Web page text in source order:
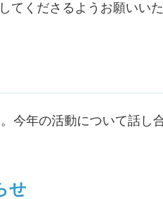
てくださるようお願いい
今年の活動について話し
せ